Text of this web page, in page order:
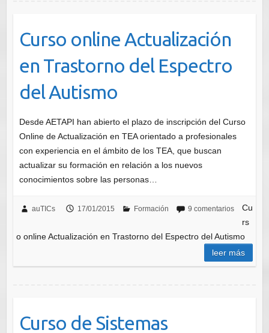
Curso online Actualización
en Trastorno del Espectro
del Autismo
Desde AETAPI han abierto el plazo de inscripción del Curso
Online de Actualización en TEA orientado a profesionales
con experiencia en el ámbito de los TEA, que buscan
actualizar su formación en relación a los nuevos
conocimientos sobre las personas…
auTICs 17/01/2015 Formación 9 comentarios
Cu
rs
o online Actualización en Trastorno del Espectro del Autismo
leer más
Curso de Sistemas